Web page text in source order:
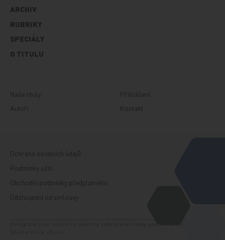
ARCHIV
RUBRIKY
SPECIÁLY
O TITULU
Naše tituly
Autoři
Přihlášení
Kontakt
Ochrana osobních údajů
Podmínky užití
Obchodní podmínky předplatného
Odstoupení od smlouvy